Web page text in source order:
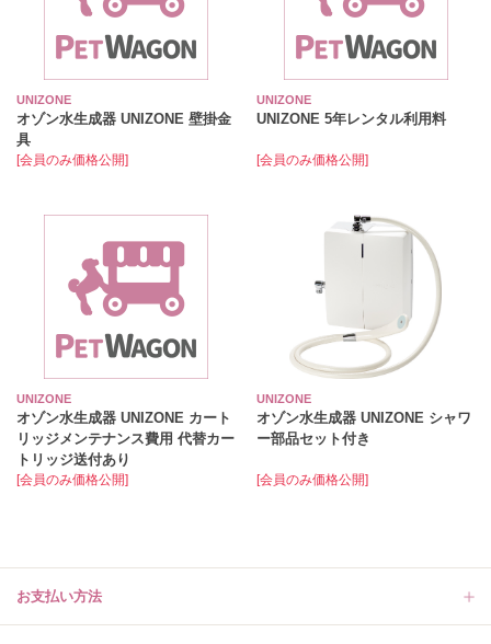
UNIZONE
オゾン水生成器 UNIZONE 壁掛金
具
[会員のみ価格公開]
UNIZONE
UNIZONE 5年レンタル利用料
[会員のみ価格公開]
UNIZONE
オゾン水生成器 UNIZONE カート
リッジメンテナンス費用 代替カー
トリッジ送付あり
[会員のみ価格公開]
UNIZONE
オゾン水生成器 UNIZONE シャワ
ー部品セット付き
[会員のみ価格公開]
お支払い方法